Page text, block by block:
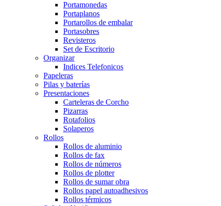
Portamonedas
Portaplanos
Portarollos de embalar
Portasobres
Revisteros
Set de Escritorio
Organizar
Indices Telefonicos
Papeleras
Pilas y baterías
Presentaciones
Carteleras de Corcho
Pizarras
Rotafolios
Solaperos
Rollos
Rollos de aluminio
Rollos de fax
Rollos de números
Rollos de plotter
Rollos de sumar obra
Rollos papel autoadhesivos
Rollos térmicos